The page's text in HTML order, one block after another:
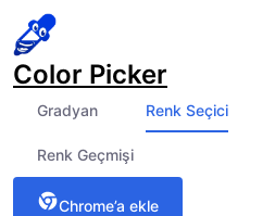
Color Picker
Gradyan Renk Seçici
Renk Geçmişi
Chrome’a ekle